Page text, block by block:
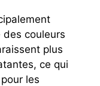
couleurs
plus
ce qui
les